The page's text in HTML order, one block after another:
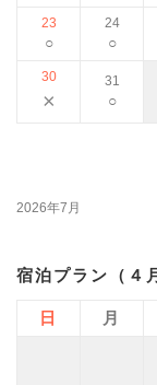
23
○
24
○
30
×
31
○
2026年7月
宿泊プラン（４
日 月